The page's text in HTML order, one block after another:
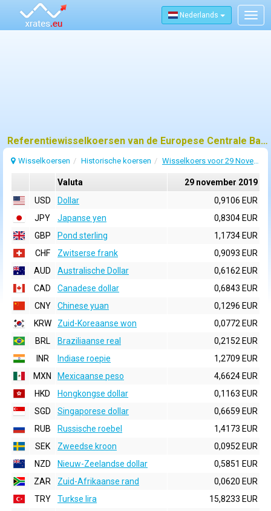
Nederlands
Referentiewisselkoersen van de Europese Centrale Bank (ECB) voor 29 november 2019
Wisselkoersen Historische koersen Wisselkoers voor 29 November 2019
Valuta
29 november 2019
USD
Dollar
0,9106 EUR
JPY
Japanse yen
0,8304 EUR
GBP
Pond sterling
1,1734 EUR
CHF
Zwitserse frank
0,9093 EUR
AUD
Australische Dollar
0,6162 EUR
CAD
Canadese dollar
0,6843 EUR
CNY
Chinese yuan
0,1296 EUR
KRW
Zuid-Koreaanse won
0,0772 EUR
BRL
Braziliaanse real
0,2152 EUR
INR
Indiase roepie
1,2709 EUR
MXN
Mexicaanse peso
4,6624 EUR
HKD
Hongkongse dollar
0,1163 EUR
SGD
Singaporese dollar
0,6659 EUR
RUB
Russische roebel
1,4173 EUR
SEK
Zweedse kroon
0,0952 EUR
NZD
Nieuw-Zeelandse dollar
0,5851 EUR
ZAR
Zuid-Afrikaanse rand
0,0620 EUR
TRY
Turkse lira
15,8233 EUR